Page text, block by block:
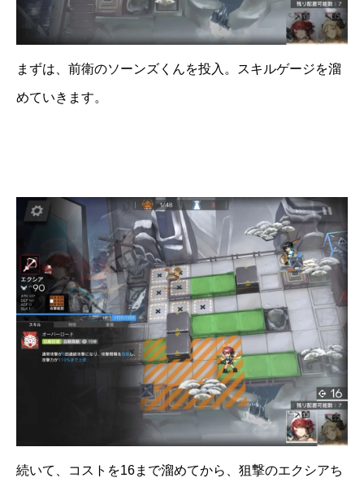
まずは、前衛のソーンズくんを投入。スキルゲージを溜
めていきます。
続いて、コストを16まで溜めてから、狙撃のエクシアち